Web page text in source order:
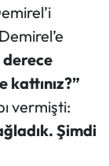
derece
vermişti:
Şimdi